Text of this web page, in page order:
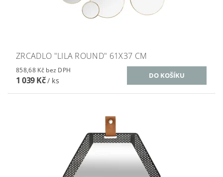
ZRCADLO "LILA ROUND" 61X37 CM
858,68 Kč bez DPH
1 039 Kč/ ks